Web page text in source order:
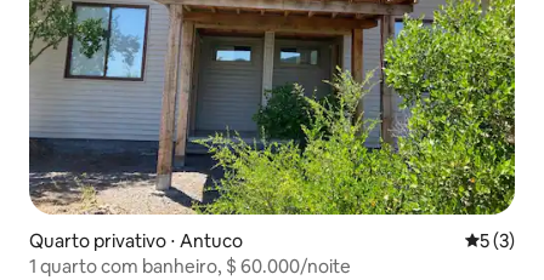
Quarto privativo ⋅ Antuco 5 de
5 (3)
1 quarto com banheiro, $ 60.000/noite